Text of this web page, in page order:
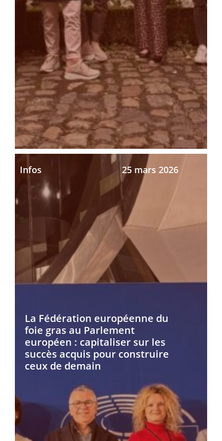
Infos 25 mars 2026
La Fédération européenne du
foie gras au Parlement
européen : capitaliser sur les
succès acquis pour construire
ceux de demain